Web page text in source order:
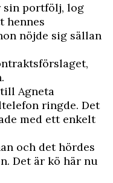
sin portfölj, log
hennes
nöjde sig sällan
Agneta
ringde. Det
med ett enkelt
och det hördes
Det är kö här nu